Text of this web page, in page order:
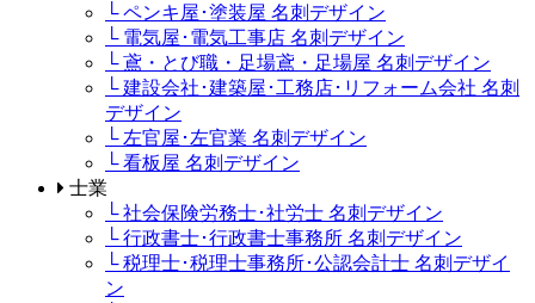
└ ペンキ屋･塗装屋 名刺デザイン
└ 電気屋･電気工事店 名刺デザイン
└ 鳶・とび職・足場鳶・足場屋 名刺デザイン
└ 建設会社･建築屋･工務店･リフォーム会社 名刺
デザイン
└ 左官屋･左官業 名刺デザイン
└ 看板屋 名刺デザイン
士業
└ 社会保険労務士･社労士 名刺デザイン
└ 行政書士･行政書士事務所 名刺デザイン
└ 税理士･税理士事務所･公認会計士 名刺デザイ
ン